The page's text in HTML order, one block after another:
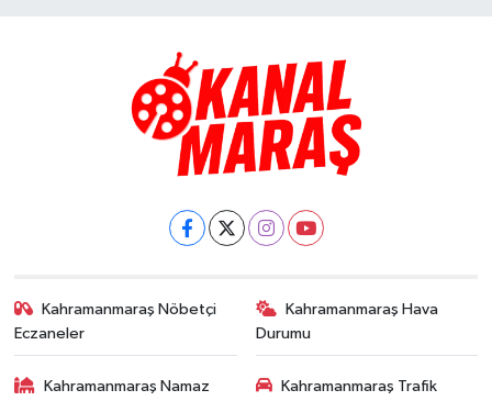
Kahramanmaraş Nöbetçi
Eczaneler
Kahramanmaraş Hava
Durumu
Kahramanmaraş Namaz
Kahramanmaraş Trafik